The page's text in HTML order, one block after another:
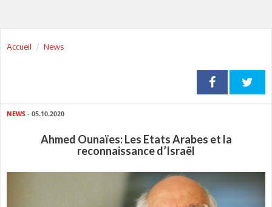
Accueil News
NEWS - 05.10.2020
Ahmed Ounaïes: Les Etats Arabes et la
reconnaissance d’Israël